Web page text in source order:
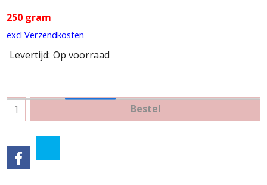
250 gram
excl Verzendkosten
Levertijd: Op voorraad
Bestel